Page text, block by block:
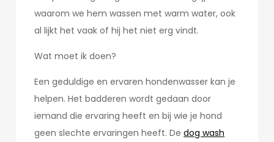
waarom we hem wassen met warm water, ook
al lijkt het vaak of hij het niet erg vindt.
Wat moet ik doen?
Een geduldige en ervaren hondenwasser kan je
helpen. Het badderen wordt gedaan door
iemand die ervaring heeft en bij wie je hond
geen slechte ervaringen heeft. Dedog wash